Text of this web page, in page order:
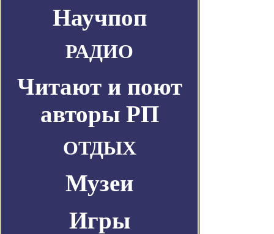
Научпоп
РАДИО
Читают и поют
авторы РП
ОТДЫХ
Музеи
Игры